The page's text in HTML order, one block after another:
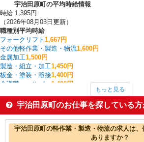
宇治田原町の平均時給情報
時給 1,395円
（2026年08月03日更新）
職種別平均時給
フォークリフト 1,667円
その他軽作業・製造・物流1,600円
金属加工1,500円
製造・組立・加工1,450円
板金・塗装・溶接1,400円
介護職・ヘルパー 1,400円
建物管理・設備管理・マンション管理員1,400円
入出庫・商品管理・検品・検査1,381円
一般・営業事務1,350円
梱包・仕分け・ピッキング1,305円
宇治田原町の他の職種の平均時給を見る
もっと見る
宇治田原町のお仕事を探している
宇治田原町の軽作業・製造・物流の求人は
ありますか？